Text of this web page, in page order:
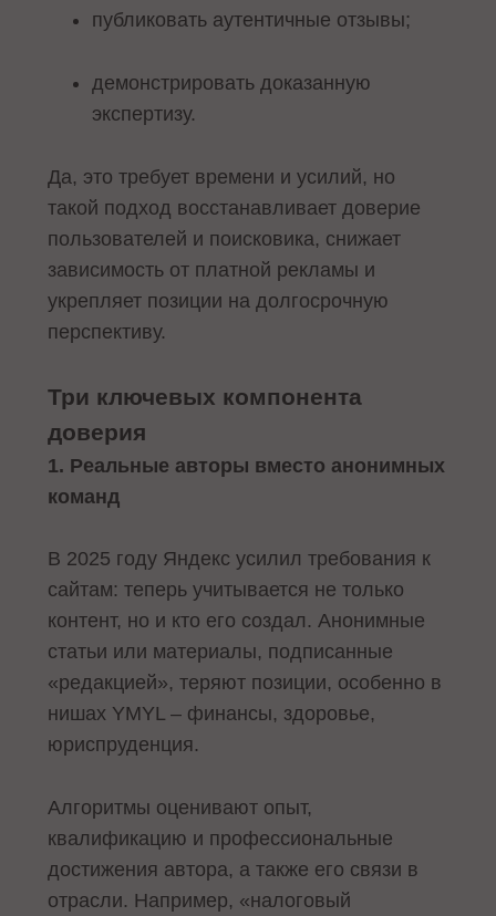
публиковать аутентичные отзывы;
демонстрировать доказанную
экспертизу.
Да, это требует времени и усилий, но
такой подход восстанавливает доверие
пользователей и поисковика, снижает
зависимость от платной рекламы и
укрепляет позиции на долгосрочную
перспективу.
Три ключевых компонента
доверия
1. Реальные авторы вместо анонимных
команд
В 2025 году Яндекс усилил требования к
сайтам: теперь учитывается не только
контент, но и кто его создал. Анонимные
статьи или материалы, подписанные
«редакцией», теряют позиции, особенно в
нишах YMYL – финансы, здоровье,
юриспруденция.
Алгоритмы оценивают опыт,
квалификацию и профессиональные
достижения автора, а также его связи в
отрасли. Например, «налоговый